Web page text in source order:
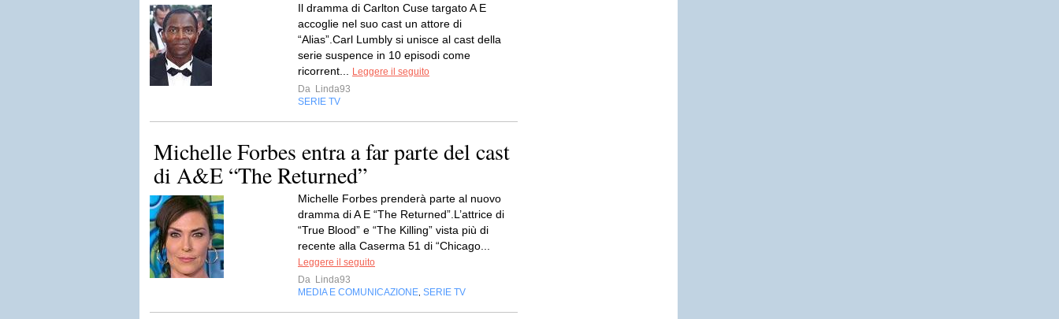
Il dramma di Carlton Cuse targato A E
accoglie nel suo cast un attore di
“Alias”.Carl Lumbly si unisce al cast della
serie suspence in 10 episodi come
ricorrent...
Leggere il seguito
Da Linda93
SERIE TV
Michelle Forbes entra a far parte del cast
di A&E “The Returned”
Michelle Forbes prenderà parte al nuovo
dramma di A E “The Returned”.L’attrice di
“True Blood” e “The Killing” vista più di
recente alla Caserma 51 di “Chicago...
Leggere il seguito
Da Linda93
MEDIA E COMUNICAZIONE SERIE TV